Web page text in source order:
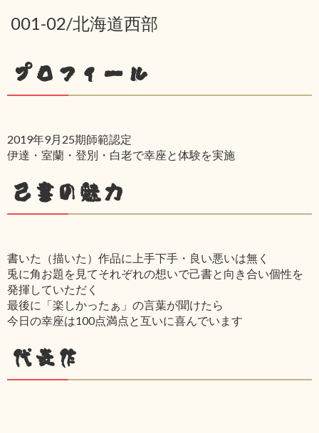
001-02/北海道西部
プロフィール
2019年9月25期師範認定
伊達・室蘭・登別・白老で幸座と体験を実施
己書の魅力
書いた（描いた）作品に上手下手・良い悪いは無く
兎に角お題を見てそれぞれの想いで己書と向き合い個性を
発揮していただく
最後に「楽しかったぁ」の言葉が聞けたら
今日の幸座は100点満点と互いに喜んでいます
代表作